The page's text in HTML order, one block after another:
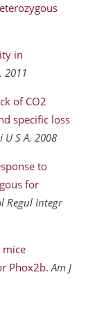
in
2011
of CO2
specific loss
U S A. 2008
to
for
Regul Integr
mice
Phox2b. Am J